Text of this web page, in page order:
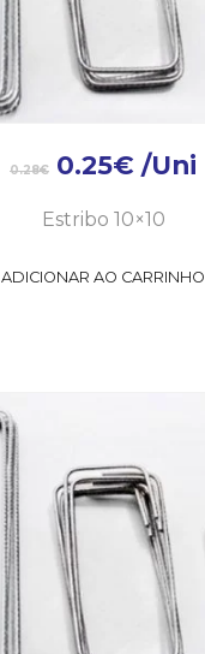
0.28€ 0.25€ /Uni
Estribo 10×10
ADICIONAR AO CARRINHO